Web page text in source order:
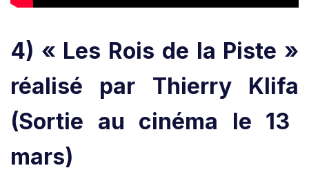
4) « Les Rois de la Piste »
réalisé par Thierry Klifa
(Sortie au cinéma le 13
mars)